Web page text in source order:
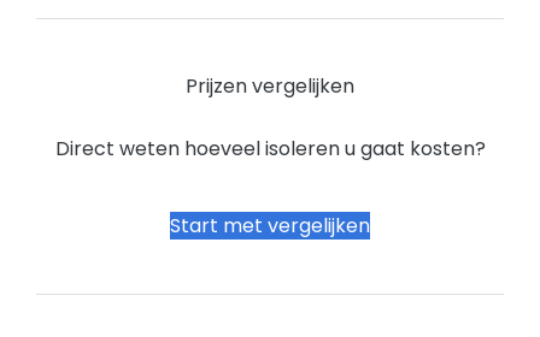
Prijzen vergelijken
Direct weten hoeveel isoleren u gaat kosten?
Start met vergelijken